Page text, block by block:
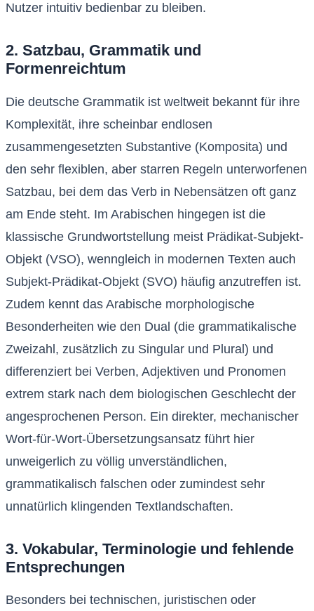
Nutzer intuitiv bedienbar zu bleiben.
2. Satzbau, Grammatik und
Formenreichtum
Die deutsche Grammatik ist weltweit bekannt für ihre
Komplexität, ihre scheinbar endlosen
zusammengesetzten Substantive (Komposita) und
den sehr flexiblen, aber starren Regeln unterworfenen
Satzbau, bei dem das Verb in Nebensätzen oft ganz
am Ende steht. Im Arabischen hingegen ist die
klassische Grundwortstellung meist Prädikat-Subjekt-
Objekt (VSO), wenngleich in modernen Texten auch
Subjekt-Prädikat-Objekt (SVO) häufig anzutreffen ist.
Zudem kennt das Arabische morphologische
Besonderheiten wie den Dual (die grammatikalische
Zweizahl, zusätzlich zu Singular und Plural) und
differenziert bei Verben, Adjektiven und Pronomen
extrem stark nach dem biologischen Geschlecht der
angesprochenen Person. Ein direkter, mechanischer
Wort-für-Wort-Übersetzungsansatz führt hier
unweigerlich zu völlig unverständlichen,
grammatikalisch falschen oder zumindest sehr
unnatürlich klingenden Textlandschaften.
3. Vokabular, Terminologie und fehlende
Entsprechungen
Besonders bei technischen, juristischen oder